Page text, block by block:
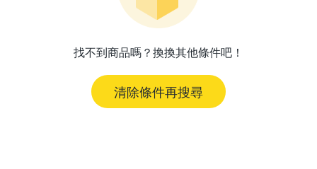
找不到商品嗎？換換其他條件吧！
清除條件再搜尋